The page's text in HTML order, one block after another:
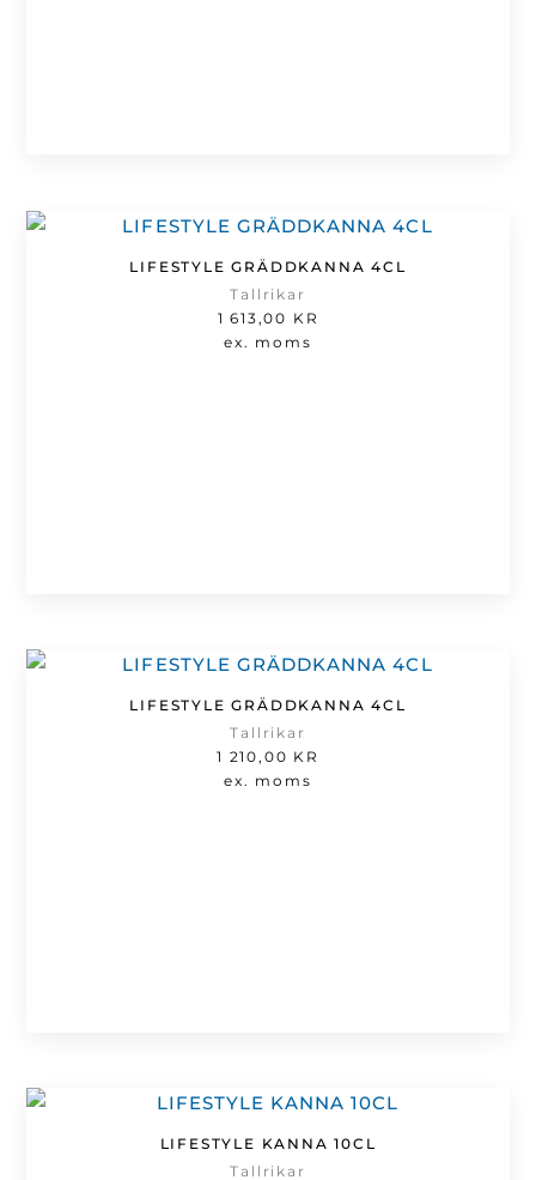
LIFESTYLE GRÄDDKANNA 4CL
Tallrikar
1 613,00 KR
ex. moms
LIFESTYLE GRÄDDKANNA 4CL
Tallrikar
1 210,00 KR
ex. moms
LIFESTYLE KANNA 10CL
Tallrikar